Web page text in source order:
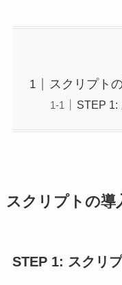
スクリプト
STEP 1:
スクリプトの導
STEP 1: スクリ